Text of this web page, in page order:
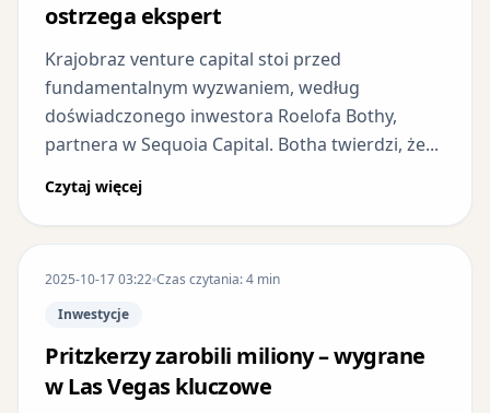
ostrzega ekspert
Krajobraz venture capital stoi przed
fundamentalnym wyzwaniem, według
doświadczonego inwestora Roelofa Bothy,
partnera w Sequoia Capital. Botha twierdzi, że...
Czytaj więcej
2025-10-17 03:22 Czas czytania: 4 min
Inwestycje
Pritzkerzy zarobili miliony – wygrane
w Las Vegas kluczowe